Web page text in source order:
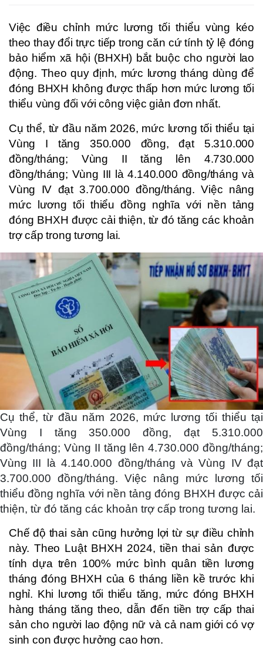
Việc điều chỉnh mức lương tối thiểu vùng kéo
theo thay đổi trực tiếp trong căn cứ tính tỷ lệ đóng
bảo hiểm xã hội (BHXH) bắt buộc cho người lao
động. Theo quy định, mức lương tháng dùng để
đóng BHXH không được thấp hơn mức lương tối
thiểu vùng đối với công việc giản đơn nhất.
Cụ thể, từ đầu năm 2026, mức lương tối thiểu tại
Vùng I tăng 350.000 đồng, đạt 5.310.000
đồng/tháng; Vùng II tăng lên 4.730.000
đồng/tháng; Vùng III là 4.140.000 đồng/tháng và
Vùng IV đạt 3.700.000 đồng/tháng. Việc nâng
mức lương tối thiểu đồng nghĩa với nền tảng
đóng BHXH được cải thiện, từ đó tăng các khoản
trợ cấp trong tương lai.
Cụ thể, từ đầu năm 2026, mức lương tối thiểu tại
Vùng I tăng 350.000 đồng, đạt 5.310.000
đồng/tháng; Vùng II tăng lên 4.730.000 đồng/tháng;
Vùng III là 4.140.000 đồng/tháng và Vùng IV đạt
3.700.000 đồng/tháng. Việc nâng mức lương tối
thiểu đồng nghĩa với nền tảng đóng BHXH được cải
thiện, từ đó tăng các khoản trợ cấp trong tương lai.
Chế độ thai sản cũng hưởng lợi từ sự điều chỉnh
này. Theo Luật BHXH 2024, tiền thai sản được
tính dựa trên 100% mức bình quân tiền lương
tháng đóng BHXH của 6 tháng liền kề trước khi
nghỉ. Khi lương tối thiểu tăng, mức đóng BHXH
hàng tháng tăng theo, dẫn đến tiền trợ cấp thai
sản cho người lao động nữ và cả nam giới có vợ
sinh con được hưởng cao hơn.